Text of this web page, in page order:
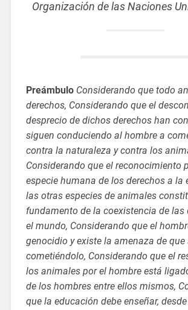
Organización de las Naciones
Preámbulo Considerando que todo
derechos, Considerando que el
desprecio de dichos derechos han
siguen conduciendo al hombre a
contra la naturaleza y contra los
Considerando que el reconocimiento
especie humana de los derechos a la
las otras especies de animales
fundamento de la coexistencia de las
el mundo, Considerando que el
genocidio y existe la amenaza de que
cometiéndolo, Considerando que el
los animales por el hombre está
de los hombres entre ellos mismos,
que la educación debe enseñar,